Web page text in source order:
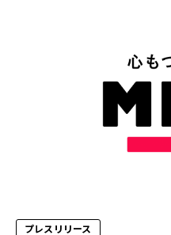
プレスリリース